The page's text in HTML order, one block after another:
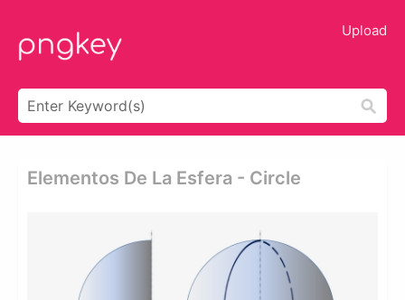
Upload
Elementos De La Esfera - Circle